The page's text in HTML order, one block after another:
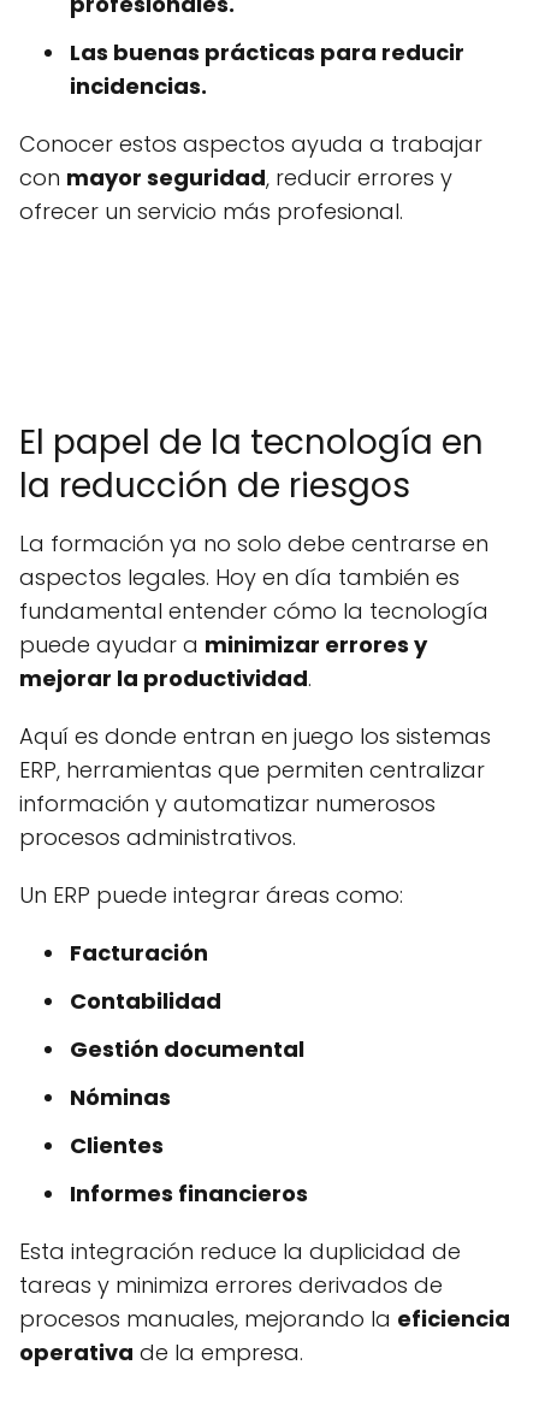
Las buenas prácticas para reducir
incidencias.
Conocer estos aspectos ayuda a trabajar
con mayor seguridad, reducir errores y
ofrecer un servicio más profesional.
El papel de la tecnología en
la reducción de riesgos
La formación ya no solo debe centrarse en
aspectos legales. Hoy en día también es
fundamental entender cómo la tecnología
puede ayudar a minimizar errores y
mejorar la productividad.
Aquí es donde entran en juego los sistemas
ERP, herramientas que permiten centralizar
información y automatizar numerosos
procesos administrativos.
Un ERP puede integrar áreas como:
Facturación
Contabilidad
Gestión documental
Nóminas
Clientes
Informes financieros
Esta integración reduce la duplicidad de
tareas y minimiza errores derivados de
procesos manuales, mejorando la eficiencia
operativa de la empresa.